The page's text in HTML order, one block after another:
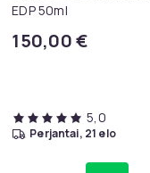
EDP 50ml
150,00 €
5,0
perjantai, 21 elo